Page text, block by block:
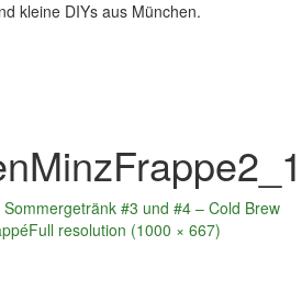
kleine DIYs aus München.
Sommergetränk #3 und #4 – Cold Brew
Full resolution (1000 × 667)